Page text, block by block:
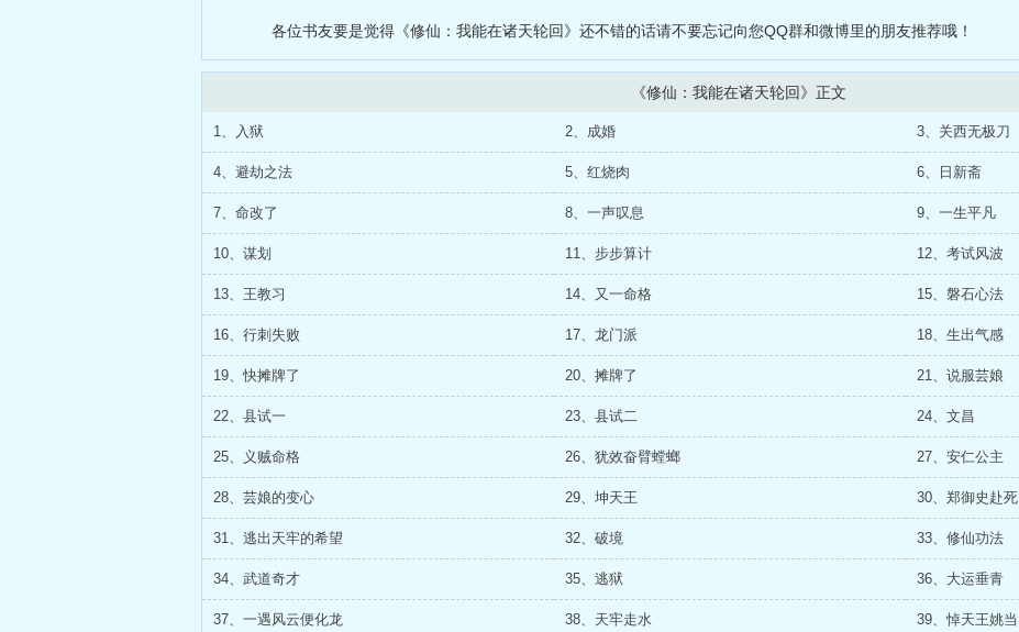
各位书友要是觉得《修仙：我能在诸天轮回》还不错的话请不要忘记向您QQ群和微博里的朋友推荐哦！
《修仙：我能在诸天轮回》正文
1、入狱 2、成婚 3、关西无极刀
4、避劫之法 5、红烧肉 6、日新斋
7、命改了 8、一声叹息 9、一生平凡
10、谋划 11、步步算计 12、考试风波
13、王教习 14、又一命格 15、磐石心法
16、行刺失败 17、龙门派 18、生出气感
19、快摊牌了 20、摊牌了 21、说服芸娘
22、县试一 23、县试二 24、文昌
25、义贼命格 26、犹效奋臂螳螂 27、安仁公主
28、芸娘的变心 29、坤天王 30、郑御史赴死
31、逃出天牢的希望 32、破境 33、修仙功法
34、武道奇才 35、逃狱 36、大运垂青
37、一遇风云便化龙 38、天牢走水 39、悼天王姚当